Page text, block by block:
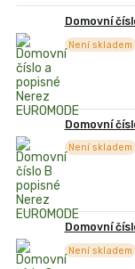
Domovní
Není skladem
Domovní
Není skladem
Domovní
Není skladem